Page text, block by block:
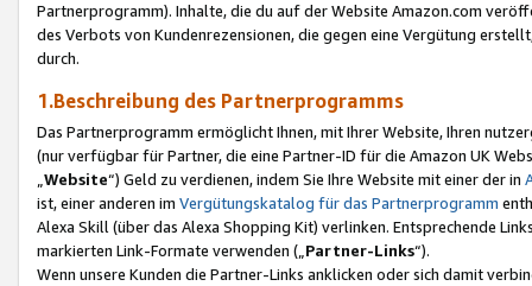
Partnerprogramm). Inhalte, die du auf der Website Amazon.com
des Verbots von Kundenrezensionen, die gegen eine Vergütung
durch.
1.Beschreibung des Partnerprogramms
Das Partnerprogramm ermöglicht Ihnen, mit Ihrer Website, Ihren
(nur verfügbar für Partner, die eine Partner-ID für die Amazon UK
Website“) Geld zu verdienen, indem Sie Ihre Website mit einer der in
ist, einer anderen im Vergütungskatalog für das Partnerprogramm
Alexa Skill (über das Alexa Shopping Kit) verlinken. Entsprechende
markierten Link-Formate verwenden („ Partner-Links“).
Wenn unsere Kunden die Partner-Links anklicken oder sich damit